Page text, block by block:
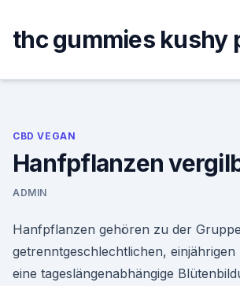
content
thc gummies kushy
CBD VEGAN
Hanfpflanzen
ADMIN
Hanfpflanzen gehören zu der
getrenntgeschlechtlichen, einjährigen
eine tageslängenabhängige